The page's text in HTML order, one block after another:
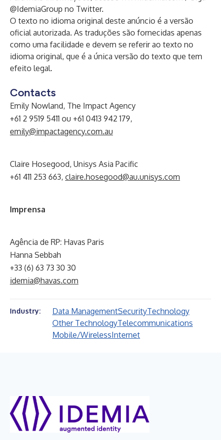
@IdemiaGroup no Twitter.
O texto no idioma original deste anúncio é a versão
oficial autorizada. As traduções são fornecidas apenas
como uma facilidade e devem se referir ao texto no
idioma original, que é a única versão do texto que tem
efeito legal.
Contacts
Emily Nowland, The Impact Agency
+61 2 9519 5411 ou +61 0413 942 179,
emily@impactagency.com.au
Claire Hosegood, Unisys Asia Pacific
+61 411 253 663, claire.hosegood@au.unisys.com
Imprensa
Agência de RP: Havas Paris
Hanna Sebbah
+33 (6) 63 73 30 30
idemia@havas.com
Industry: Data ManagementSecurityTechnology
Other TechnologyTelecommunications
Mobile/WirelessInternet